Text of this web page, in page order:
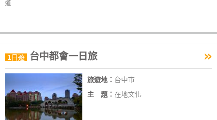
道
1日遊 台中都會一日旅 »
旅遊地： 台中市
主 題： 在地文化